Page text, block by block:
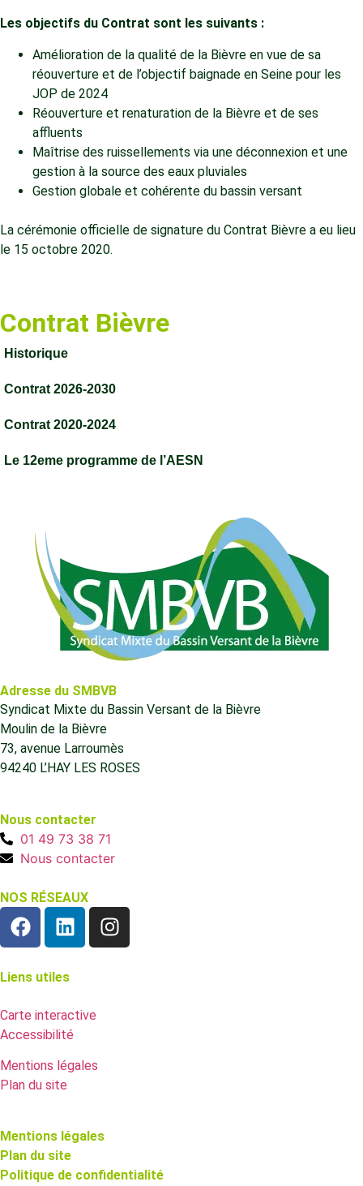
Les objectifs du Contrat sont les suivants :
Amélioration de la qualité de la Bièvre en vue de sa
réouverture et de l’objectif baignade en Seine pour les
JOP de 2024
Réouverture et renaturation de la Bièvre et de ses
affluents
Maîtrise des ruissellements via une déconnexion et une
gestion à la source des eaux pluviales
Gestion globale et cohérente du bassin versant
La cérémonie officielle de signature du Contrat Bièvre a eu lieu
le 15 octobre 2020.
Contrat Bièvre
Historique
Contrat 2026-2030
Contrat 2020-2024
Le 12eme programme de l’AESN
Adresse du SMBVB
Syndicat Mixte du Bassin Versant de la Bièvre
Moulin de la Bièvre
73, avenue Larroumès
94240 L’HAY LES ROSES
Nous contacter
01 49 73 38 71
Nous contacter
NOS RÉSEAUX
Liens utiles
Carte interactive
Accessibilité
Mentions légales
Plan du site
Mentions légales
Plan du site
Politique de confidentialité